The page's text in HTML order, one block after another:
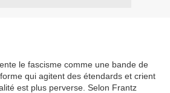
le fascisme comme une bande de
qui agitent des étendards et crient
est plus perverse. Selon Frantz